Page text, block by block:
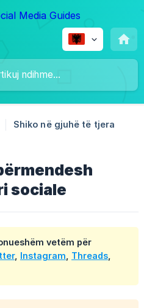
Shiko në gjuhë të tjera
sociale
vetëm për
, Instagram Threads